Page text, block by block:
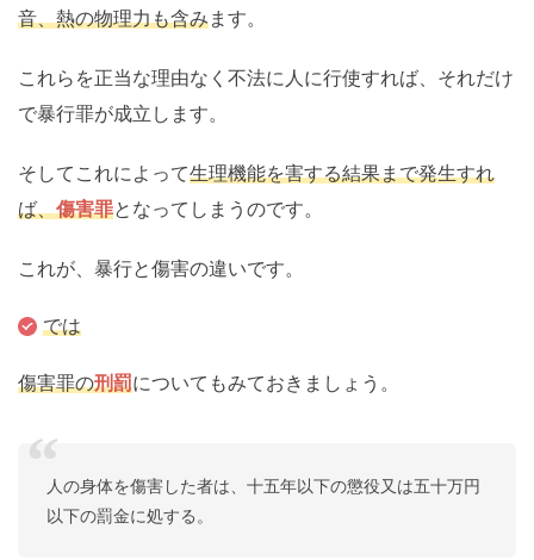
音、熱の物理力も含みます。
これらを正当な理由なく不法に人に行使すれば、それだけ
で暴行罪が成立します。
そしてこれによって生理機能を害する結果まで発生すれ
ば、傷害罪となってしまうのです。
これが、暴行と傷害の違いです。
では
傷害罪の刑罰についてもみておきましょう。
人の身体を傷害した者は、十五年以下の懲役又は五十万円
以下の罰金に処する。